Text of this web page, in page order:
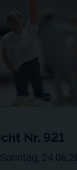
Nr. 921